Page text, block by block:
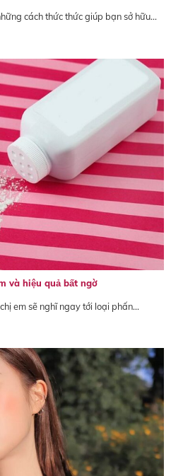
cách thức thức giúp bạn sở hữu...
và hiệu quả bất ngờ
em sẽ nghĩ ngay tới loại phấn...